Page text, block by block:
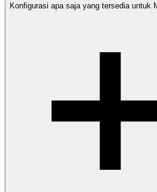
Konfigurasi apa saja yang tersedia untuk